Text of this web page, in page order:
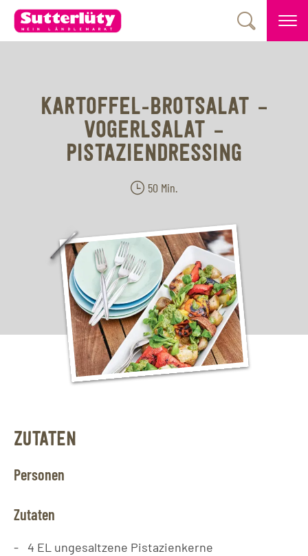
KARTOFFEL-BROTSALAT –
VOGERLSALAT –
PISTAZIENDRESSING
50 Min.
ZUTATEN
Personen
Zutaten
4 EL ungesaltzene Pistazienkerne